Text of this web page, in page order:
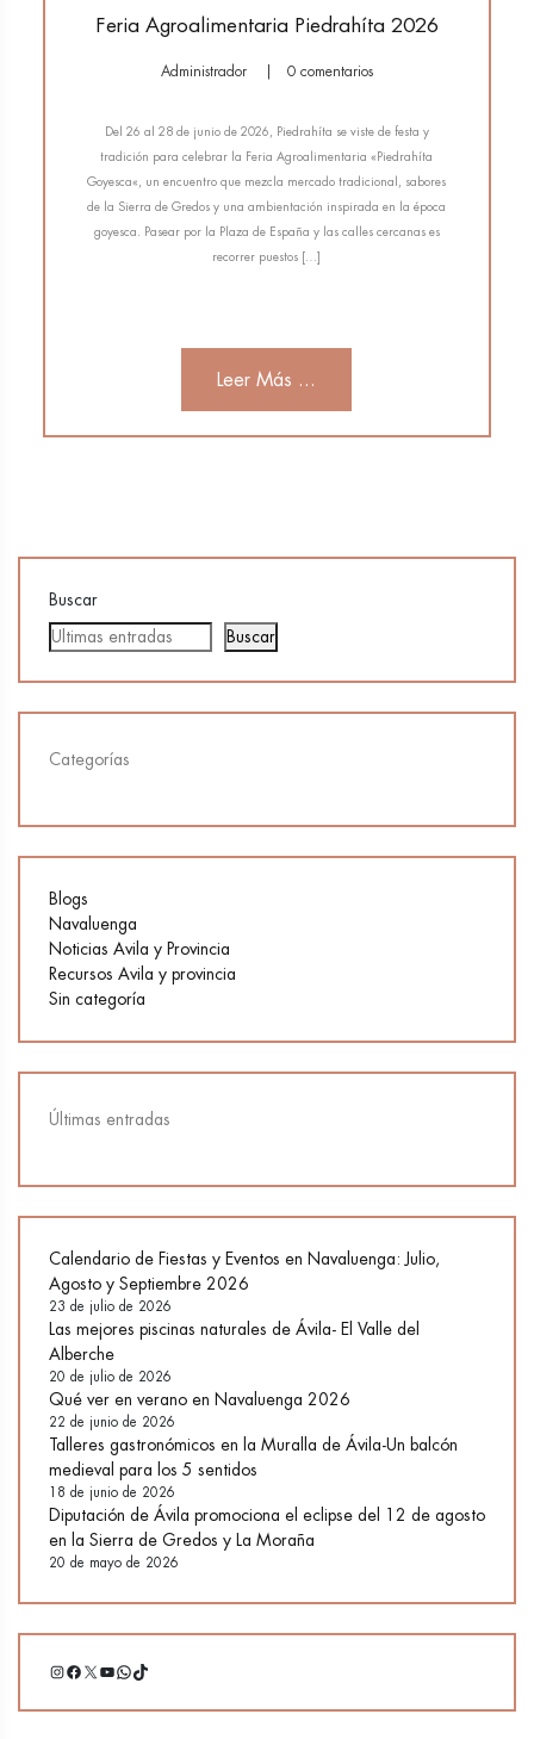
Feria Agroalimentaria Piedrahíta 2026
Administrador 0 comentarios
Del 26 al 28 de junio de 2026, Piedrahíta se viste de festa y
tradición para celebrar la Feria Agroalimentaria «Piedrahíta
Goyesca«, un encuentro que mezcla mercado tradicional, sabores
de la Sierra de Gredos y una ambientación inspirada en la época
goyesca. Pasear por la Plaza de España y las calles cercanas es
recorrer puestos […]
Leer Más ...
Buscar
Buscar
Categorías
Blogs
Navaluenga
Noticias Avila y Provincia
Recursos Avila y provincia
Sin categoría
Últimas entradas
Calendario de Fiestas y Eventos en Navaluenga: Julio,
Agosto y Septiembre 2026
23 de julio de 2026
Las mejores piscinas naturales de Ávila- El Valle del
Alberche
20 de julio de 2026
Qué ver en verano en Navaluenga 2026
22 de junio de 2026
Talleres gastronómicos en la Muralla de Ávila-Un balcón
medieval para los 5 sentidos
18 de junio de 2026
Diputación de Ávila promociona el eclipse del 12 de agosto
en la Sierra de Gredos y La Moraña
20 de mayo de 2026
Instagram
Facebook
X YouTube
WhatsApp
TikTok